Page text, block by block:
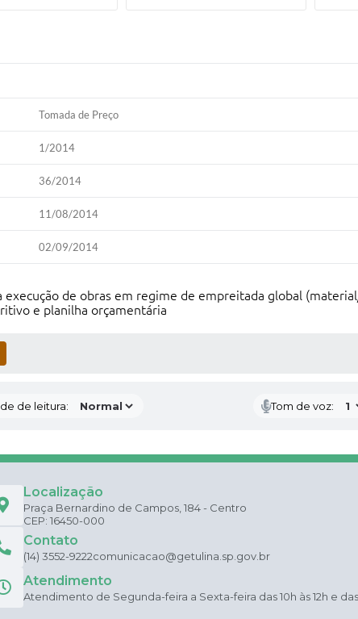
Tomada de Preço
1/2014
36/2014
11/08/2014
02/09/2014
execução de obras em regime de empreitada global
e planilha orçamentária
de leitura: Tom de voz:
Localização
Praça Bernardino de Campos, 184 - Centro
CEP: 16450-000
Contato
(14) 3552-9222comunicacao@getulina.sp.gov.br
Atendimento
Atendimento de Segunda-feira a Sexta-feira das 10h às 12h e das